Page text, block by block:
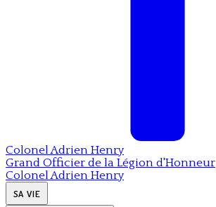
ColonelAdrien Henry
Grand Officier de la Légion d'Honneur
ColonelAdrien Henry
SA VIE